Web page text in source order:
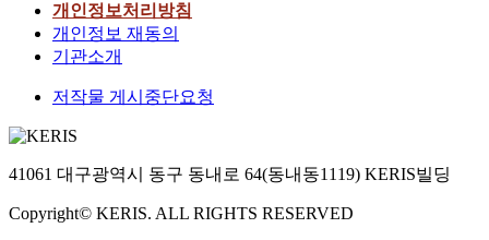
개인정보처리방침
개인정보 재동의
기관소개
저작물 게시중단요청
41061 대구광역시 동구 동내로 64(동내동1119) KERIS빌딩
Copyright© KERIS. ALL RIGHTS RESERVED